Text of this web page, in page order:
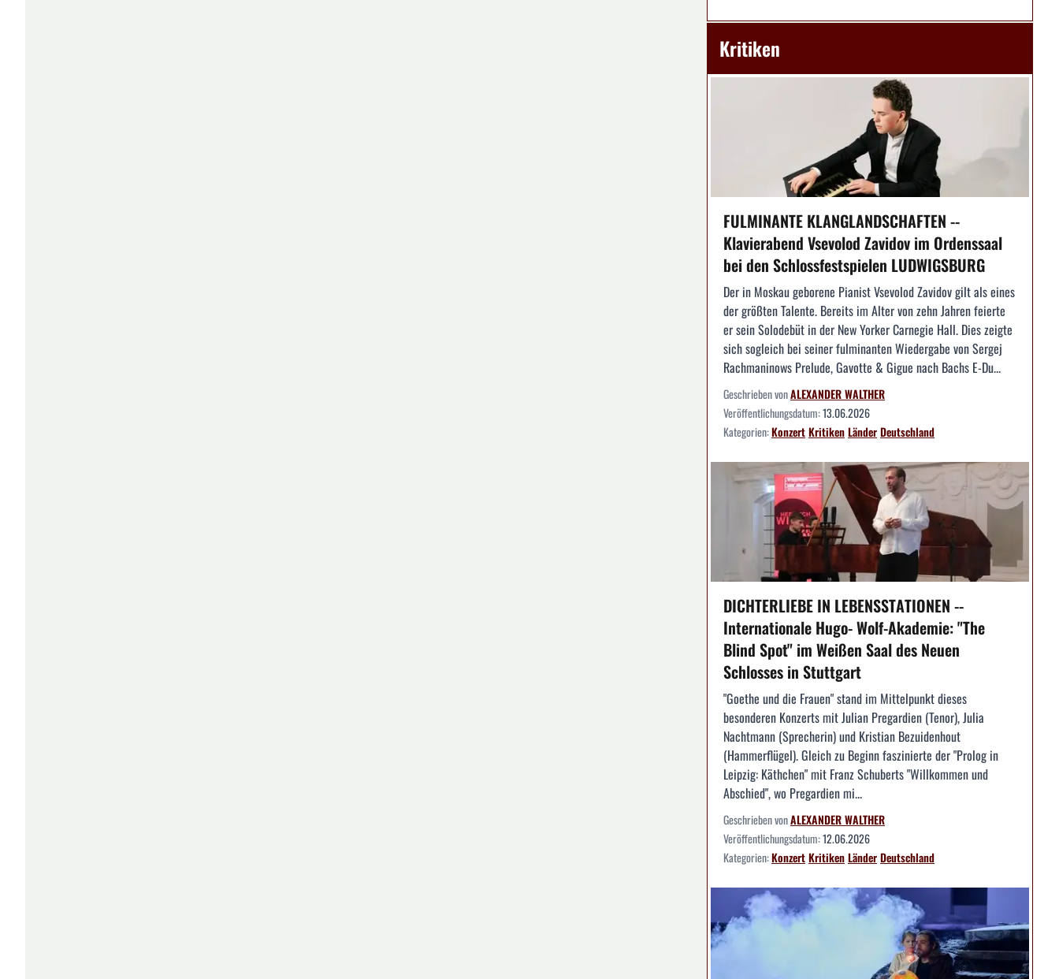
Kritiken
FULMINANTE KLANGLANDSCHAFTEN --
Klavierabend Vsevolod Zavidov im Ordenssaal
bei den Schlossfestspielen LUDWIGSBURG
Der in Moskau geborene Pianist Vsevolod Zavidov gilt als eines
der größten Talente. Bereits im Alter von zehn Jahren feierte
er sein Solodebüt in der New Yorker Carnegie Hall. Dies zeigte
sich sogleich bei seiner fulminanten Wiedergabe von Sergej
Rachmaninows Prelude, Gavotte & Gigue nach Bachs E-Du...
Geschrieben vonALEXANDER WALTHER
Veröffentlichungsdatum:13.06.2026
Kategorien:KonzertKritikenLänderDeutschland
DICHTERLIEBE IN LEBENSSTATIONEN --
Internationale Hugo- Wolf-Akademie: "The
Blind Spot" im Weißen Saal des Neuen
Schlosses in Stuttgart
"Goethe und die Frauen" stand im Mittelpunkt dieses
besonderen Konzerts mit Julian Pregardien (Tenor), Julia
Nachtmann (Sprecherin) und Kristian Bezuidenhout
(Hammerflügel). Gleich zu Beginn faszinierte der "Prolog in
Leipzig: Käthchen" mit Franz Schuberts "Willkommen und
Abschied", wo Pregardien mi...
Geschrieben vonALEXANDER WALTHER
Veröffentlichungsdatum:12.06.2026
Kategorien:KonzertKritikenLänderDeutschland